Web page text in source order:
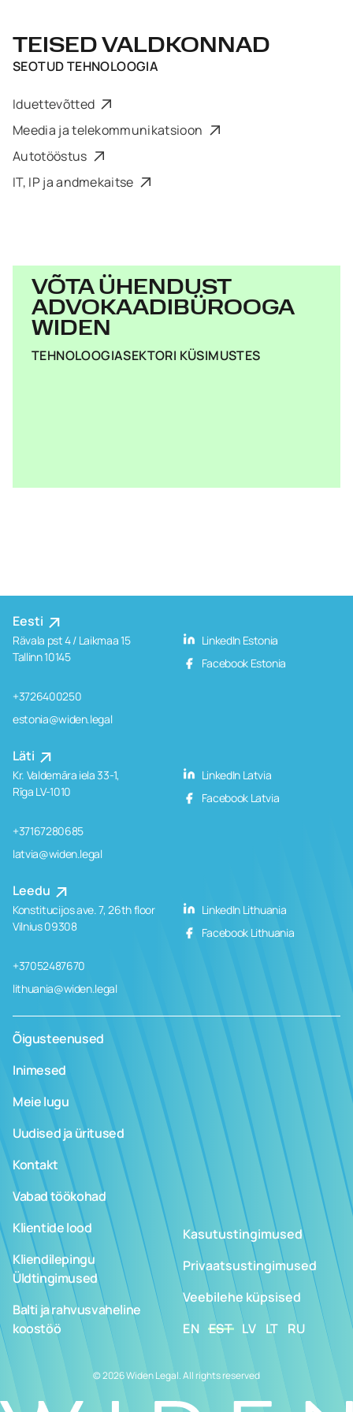
TEISED VALDKONNAD
SEOTUDTEHNOLOOGIA
Iduettevõtted
Meedia ja telekommunikatsioon
Autotööstus
IT, IP ja andmekaitse
VÕTA ÜHENDUST
ADVOKAADIBÜROOGA
WIDEN
TEHNOLOOGIASEKTORI KÜSIMUSTES
Eesti
Rävala pst 4 / Laikmaa 15
Tallinn 10145
+3726400250
estonia@widen.legal
LinkedIn Estonia
Facebook Estonia
Läti
Kr. Valdemāra iela 33-1,
Rīga LV-1010
+37167280685
latvia@widen.legal
LinkedIn Latvia
Facebook Latvia
Leedu
Konstitucijos ave. 7, 26th floor
Vilnius 09308
+37052487670
lithuania@widen.legal
LinkedIn Lithuania
Facebook Lithuania
Õigusteenused
Inimesed
Meie lugu
Uudised ja üritused
Kontakt
Vabad töökohad
Klientide lood
Kliendilepingu
Üldtingimused
Balti ja rahvusvaheline
koostöö
Kasutustingimused
Privaatsustingimused
Veebilehe küpsised
EN EST LV LT RU
© 2026 Widen Legal. All rights reserved